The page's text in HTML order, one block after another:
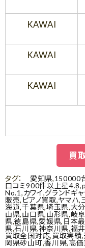
KAWAI
KAWAI
KAWAI
買
タグ： 愛知県,150000
口コミ900件以上星4.8,
No.1 ,カワイ,グランドギ
販売, ピアノ買取,ヤマハ,
海道,千葉県,埼玉県,大
山県,山口県,山形県,岐
県,徳島県,愛媛県, 日本
県,石川県,神奈川県,福
買取全国対応, 買取実績,
岡県砂山町,香川県,高